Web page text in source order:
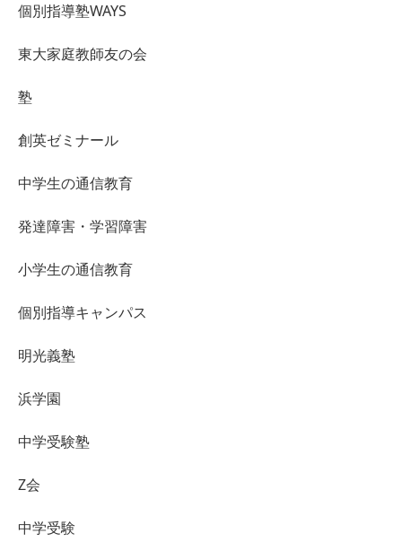
個別指導塾WAYS
東大家庭教師友の会
塾
創英ゼミナール
中学生の通信教育
発達障害・学習障害
小学生の通信教育
個別指導キャンパス
明光義塾
浜学園
中学受験塾
Z会
中学受験